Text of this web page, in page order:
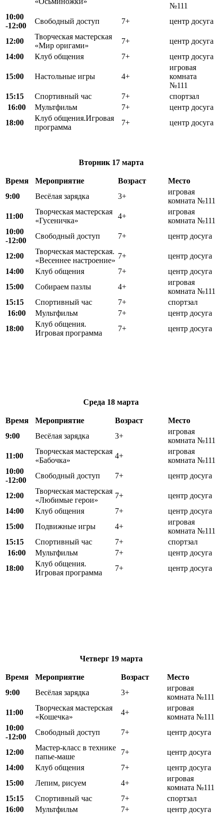
№111
10:00
-12:00
Свободный доступ 7+ центр досуга
12:00
Творческая мастерская
«Мир оригами»
7+
центр досуга
14:00
Клуб общения 7+ центр досуга
15:00 Настольные игры 4+
игровая
комната
№111
15:15
Спортивный час 7+
спортзал
16:00
Мультфильм 7+
центр досуга
18:00
Клуб общения.Игровая
программа
7+ центр досуга
Вторник 17 марта
Время Мероприятие Возраст
Место
9:00
Весёлая зарядка 3+
игровая
комната №111
11:00
Творческая мастерская
«Гусеничка»
4+
игровая
комната №111
10:00
-12:00
Свободный доступ 7+ центр досуга
12:00
Творческая мастерская.
«Весеннее настроение»
7+
центр досуга
14:00
Клуб общения 7+
центр досуга
15:00
Собираем пазлы 4+
игровая
комната №111
15:15
Спортивный час 7+
спортзал
16:00
Мультфильм 7+
центр досуга
18:00
Клуб общения.
Игровая программа
7+ центр досуга
Среда 18 марта
Время Мероприятие Возраст
Место
9:00
Весёлая зарядка 3+
игровая
комната №111
11:00
Творческая мастерская
«Бабочка»
4+
игровая
комната №111
10:00
-12:00
Свободный доступ 7+ центр досуга
12:00
Творческая мастерская
«Любимые герои»
7+
центр досуга
14:00
Клуб общения 7+
центр досуга
15:00
Подвижные игры 4+
игровая
комната №111
15:15
Спортивный час 7+
спортзал
16:00
Мультфильм 7+
центр досуга
18:00
Клуб общения.
Игровая программа
7+ центр досуга
Четверг19 марта
Время Мероприятие Возраст
Место
9:00
Весёлая зарядка 3+
игровая
комната №111
11:00
Творческая мастерская
«Кошечка»
4+
игровая
комната №111
10:00
-12:00
Свободный доступ 7+ центр досуга
12:00
Мастер-класс в технике
папье-маше
7+
центр досуга
14:00
Клуб общения 7+
центр досуга
15:00
Лепим, рисуем 4+
игровая
комната №111
15:15
Спортивный час 7+
спортзал
16:00
Мультфильм 7+
центр досуга